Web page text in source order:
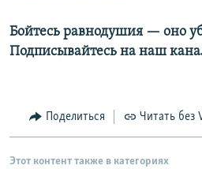
Бойтесь равнодушия — оно
Подписывайтесь на наш
Поделиться Читать без
Этот контент также в категориях